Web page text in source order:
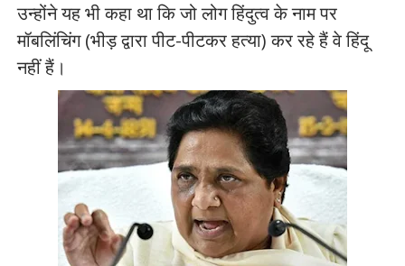
उन्होंने यह भी कहा था कि जो लोग हिंदुत्व के नाम पर
मॉबलिंचिंग (भीड़ द्वारा पीट-पीटकर हत्या) कर रहे हैं वे हिंदू
नहीं हैं।